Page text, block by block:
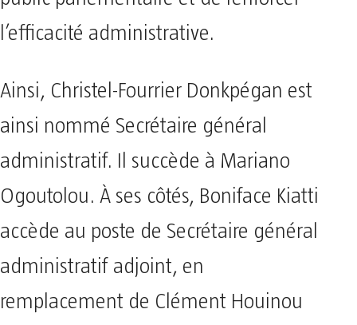
l’efficacité administrative.
Ainsi, Christel-Fourrier Donkpégan est
ainsi nommé Secrétaire général
administratif. Il succède à Mariano
Ogoutolou. À ses côtés, Boniface Kiatti
accède au poste de Secrétaire général
administratif adjoint, en
remplacement de Clément Houinou